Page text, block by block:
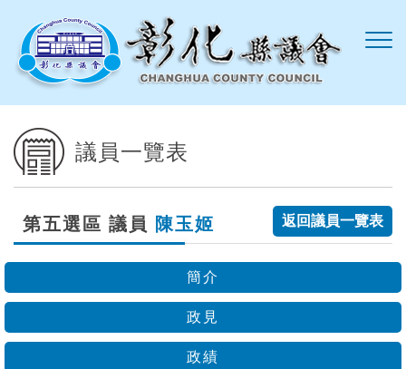
議員一覽表
第五選區 議員 陳玉姬 返回議員一覽表
簡介
政見
政績